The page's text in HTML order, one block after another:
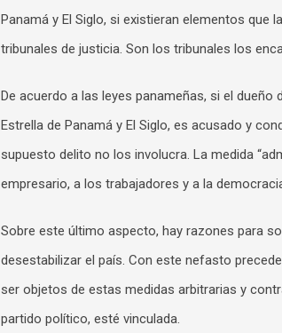
Panamá y El Siglo, si existieran elementos que
tribunales de justicia. Son los tribunales los
De acuerdo a las leyes panameñas, si el
Estrella de Panamá y El Siglo, es acusado y
supuesto delito no los involucra. La medida
empresario, a los trabajadores y a la
Sobre este último aspecto, hay razones para
desestabilizar el país. Con este nefasto
ser objetos de estas medidas arbitrarias y
partido político, esté vinculada.